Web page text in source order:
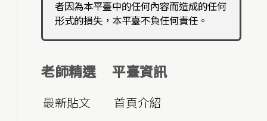
者因為本平臺中的任何內容而造成的任何
形式的損失，本平臺不負任何責任。
老師精選
最新貼文
平臺資訊
首頁介紹